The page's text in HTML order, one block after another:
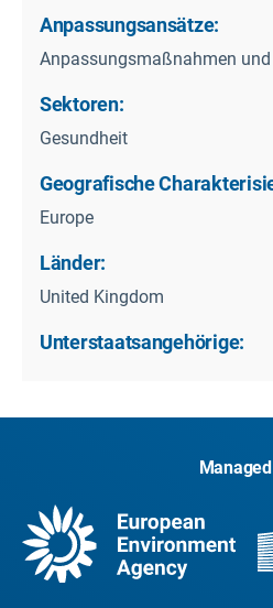
Anpassungsansätze:
Anpassungsmaßnahmen
Sektoren:
Gesundheit
Geografische
Europe
Länder:
United Kingdom
Unterstaatsangehörige: